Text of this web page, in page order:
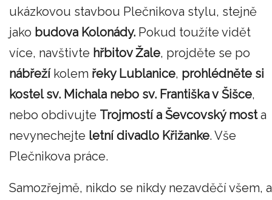
ukázkovou stavbou Plečnikova stylu, stejně
jako budova Kolonády. Pokud toužíte vidět
více, navštivte hřbitov Žale, projděte se po
nábřežíkolem řeky Lublanice, prohlédněte si
kostel sv. Michala nebo sv. Františka v Šišce,
nebo obdivujte Trojmostí a Ševcovský mosta
nevynechejte letní divadlo Křižanke. Vše
Plečnikova práce.
Samozřejmě, nikdo se nikdy nezavděčí všem, a